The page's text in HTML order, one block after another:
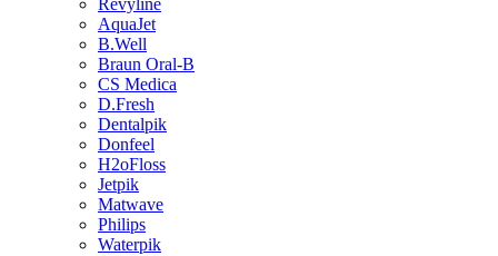
Revyline
AquaJet
B.Well
Braun Oral-B
CS Medica
D.Fresh
Dentalpik
Donfeel
H2oFloss
Jetpik
Matwave
Philips
Waterpik